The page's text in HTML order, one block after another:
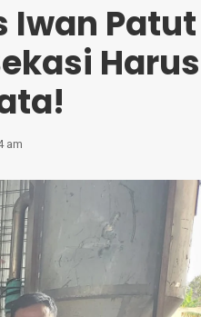
Iwan Patut
Harus
am